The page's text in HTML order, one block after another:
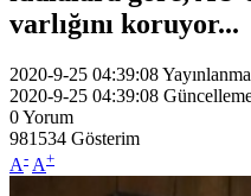
varlığını koruyor...
2020-9-25 04:39:08Yayınlanma
2020-9-25 04:39:08
0Yorum
981534 Gösterim
A- A+